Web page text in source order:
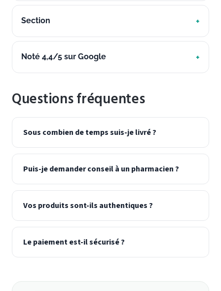
Section
Noté 4,4/5 sur Google
Questions fréquentes
Sous combien de temps suis-je livré ?
Puis-je demander conseil à un pharmacien ?
Vos produits sont-ils authentiques ?
Le paiement est-il sécurisé ?